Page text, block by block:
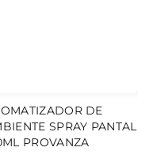
DE
SPRAY PANTAL
PROVANZA